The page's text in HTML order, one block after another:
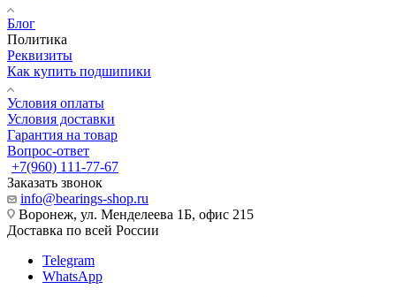
Блог
Политика
Реквизиты
Как купить подшипики
Условия оплаты
Условия доставки
Гарантия на товар
Вопрос-ответ
+7(960) 111-77-67
Заказать звонок
info@bearings-shop.ru
Воронеж, ул. Менделеева 1Б, офис 215
Доставка по всей России
Telegram
WhatsApp